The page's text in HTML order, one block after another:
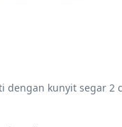
dengan kunyit segar 2